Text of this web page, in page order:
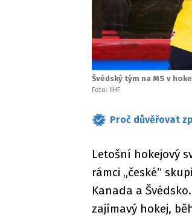
Švédský tým na MS v
Foto: IIHF
Proč důvěřovat
Letošní hokejový
rámci „české“
Kanada a
zajímavý hokej,